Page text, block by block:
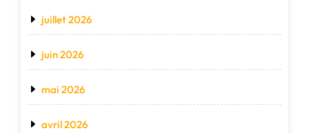
juillet 2026
juin 2026
mai 2026
avril 2026